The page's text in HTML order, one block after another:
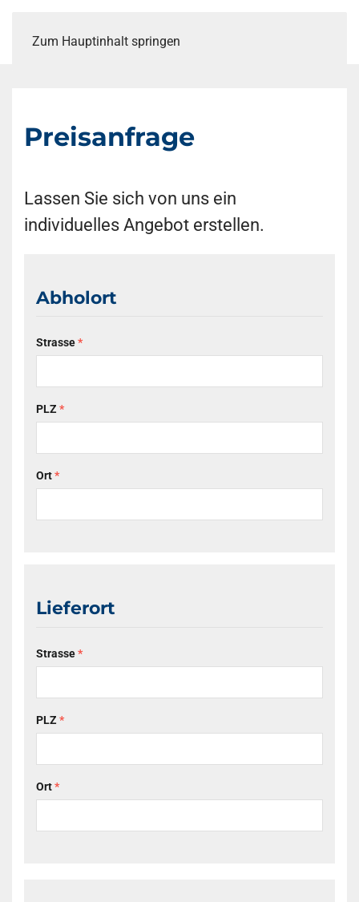
Zum Hauptinhalt springen
Preisanfrage
Lassen Sie sich von uns ein
individuelles Angebot erstellen.
Abholort
Strasse*
PLZ *
Ort*
Lieferort
Strasse*
PLZ *
Ort*